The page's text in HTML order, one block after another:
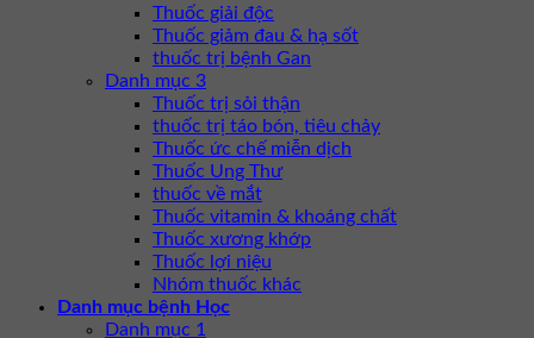
Thuốc giải độc
Thuốc giảm đau & hạ sốt
thuốc trị bệnh Gan
Danh mục 3
Thuốc trị sỏi thận
thuốc trị táo bón, tiêu chảy
Thuốc ức chế miễn dịch
Thuốc Ung Thư
thuốc về mắt
Thuốc vitamin & khoáng chất
Thuốc xương khớp
Thuốc lợi niệu
Nhóm thuốc khác
Danh mục bệnh Học
Danh mục 1